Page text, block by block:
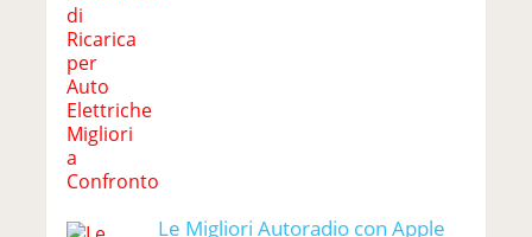
Le Migliori Autoradio con Apple